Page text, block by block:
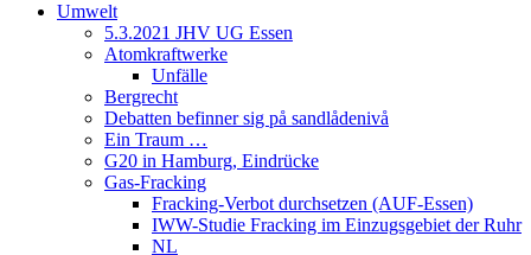
Umwelt
5.3.2021 JHV UG Essen
Atomkraftwerke
Unfälle
Bergrecht
Debatten befinner sig på sandlådenivå
Ein Traum …
G20 in Hamburg, Eindrücke
Gas-Fracking
Fracking-Verbot durchsetzen (AUF-Essen)
IWW-Studie Fracking im Einzugsgebiet der Ruhr
NL